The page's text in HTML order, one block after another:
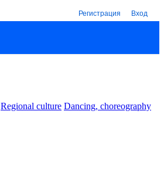
Регистрация Вход
Regional culture Dancing, choreography